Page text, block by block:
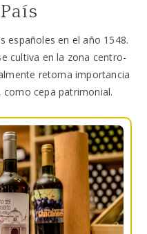
españoles en el año 1548.
cultiva en la zona centro-
retoma importancia
como cepa patrimonial.